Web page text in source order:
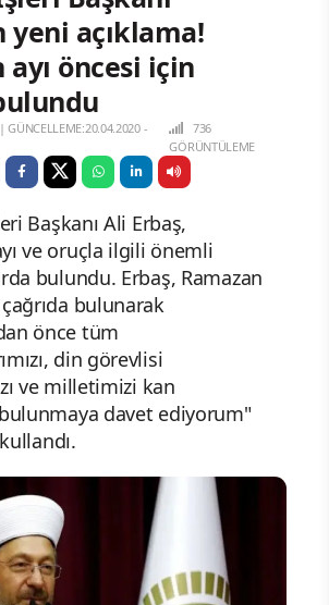
yeni açıklama!
ayı öncesi için
|GÜNCELLEME:20.04.2020 -
736
GÖRÜNTÜLEME
Başkanı Ali Erbaş,
ve oruçla ilgili önemli
bulundu. Erbaş, Ramazan
bulunarak
önce tüm
din görevlisi
ve milletimizi kan
bulunmaya davet ediyorum"